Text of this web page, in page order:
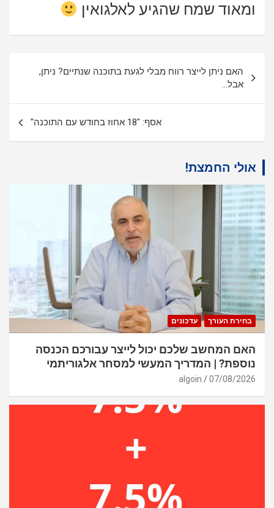
ומאוד שמח שהגיע לאלגואין
האם ניתן לייצר רווח מבלי לגעת בתוכנה שנתיים? ניתן,
אבל…
אסף: "18 אחוז בחודש עם התוכנה"
אולי החמצת!
בחירת העורך עדכונים
האם המחשב שלכם יכול לייצר עבורכם הכנסה
נוספת? | המדריך המעשי למסחר אלגוריתמי
07/08/2026
algoin